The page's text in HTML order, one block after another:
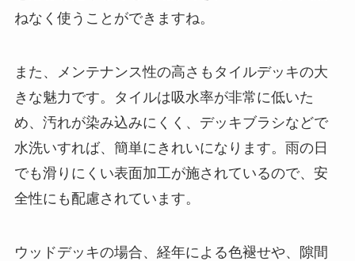
ねなく使うことができますね。
また、メンテナンス性の高さもタイルデッキの大
きな魅力です。タイルは吸水率が非常に低いた
め、汚れが染み込みにくく、デッキブラシなどで
水洗いすれば、簡単にきれいになります。雨の日
でも滑りにくい表面加工が施されているので、安
全性にも配慮されています。
ウッドデッキの場合、経年による色褪せや、隙間